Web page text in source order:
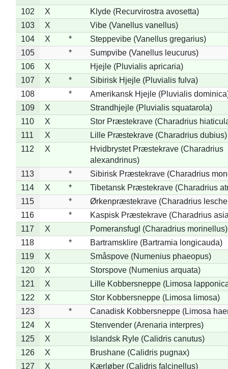
102 X
Klyde (Recurvirostra avosetta)
103
X
Vibe (Vanellus vanellus)
104
X *
Steppevibe (Vanellus gregarius)
105
*
Sumpvibe (Vanellus leucurus)
106
X
Hjejle (Pluvialis apricaria)
107
X *
Sibirisk Hjejle (Pluvialis fulva)
108
*
Amerikansk Hjejle (Pluvialis
109
X
Strandhjejle (Pluvialis squatarola)
110
X
Stor Præstekrave (Charadrius
111
X
Lille Præstekrave (Charadrius dubius)
112
X
Hvidbrystet Præstekrave (Charadrius
alexandrinus)
113
*
Sibirisk Præstekrave (Charadrius
114
X *
Tibetansk Præstekrave (Charadrius
115
*
Ørkenpræstekrave (Charadrius
116
*
Kaspisk Præstekrave (Charadrius
117
X
Pomeransfugl (Charadrius morinellus)
118
*
Bartramsklire (Bartramia longicauda)
119
X
Småspove (Numenius phaeopus)
120
X
Storspove (Numenius arquata)
121
X
Lille Kobbersneppe (Limosa
122
X
Stor Kobbersneppe (Limosa limosa)
123
*
Canadisk Kobbersneppe (Limosa
124
X
Stenvender (Arenaria interpres)
125
X
Islandsk Ryle (Calidris canutus)
126
X
Brushane (Calidris pugnax)
127
X
Kærløber (Calidris falcinellus)